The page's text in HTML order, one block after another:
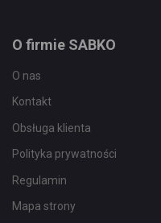
O firmie SABKO
O nas
Kontakt
Obsługa klienta
Polityka prywatności
Regulamin
Mapa strony